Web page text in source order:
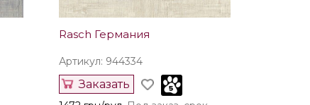
Rasch Германия
Артикул: 944334
Заказать